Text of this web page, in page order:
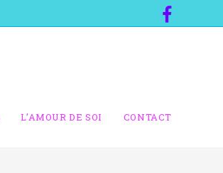
L’AMOUR DE SOI CONTACT